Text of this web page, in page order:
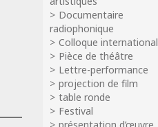
Documentaire
radiophonique
Colloque international
Pièce de théâtre
Lettre-performance
projection de film
table ronde
Festival